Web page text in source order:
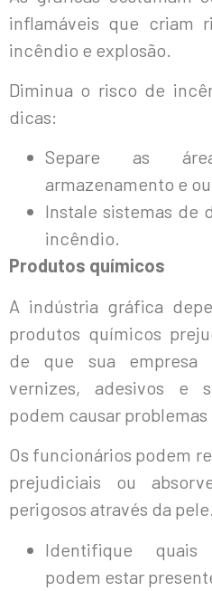
inflamáveis ​​que criam
incêndio e explosão.
Diminua o risco de
dicas:
Separe as
armazenamento e
Instale sistemas de
incêndio.
Produtos químicos
A indústria gráfica
produtos químicos
de que sua empresa
vernizes, adesivos e
podem causar problemas
Os funcionários podem
prejudiciais ou
perigosos através da pele.
Identifique quais
podem estar